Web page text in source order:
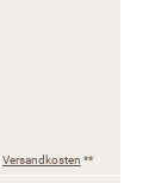
Versandkosten **